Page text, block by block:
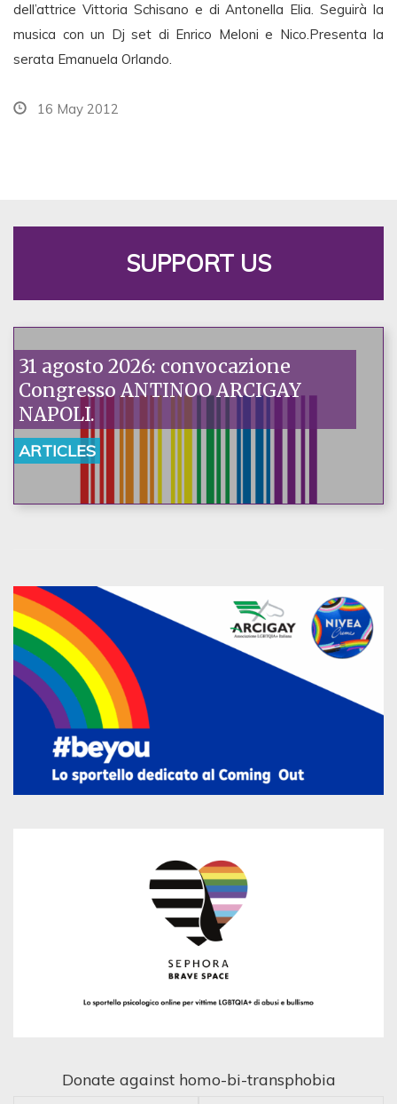
dell’attrice Vittoria Schisano e di Antonella Elia. Seguirà la
musica con un Dj set di Enrico Meloni e Nico.Presenta la
serata Emanuela Orlando.
16 May 2012
SUPPORT US
31 agosto 2026: convocazione
Congresso ANTINOO ARCIGAY
NAPOLI.
ARTICLES
Donate against homo-bi-transphobia